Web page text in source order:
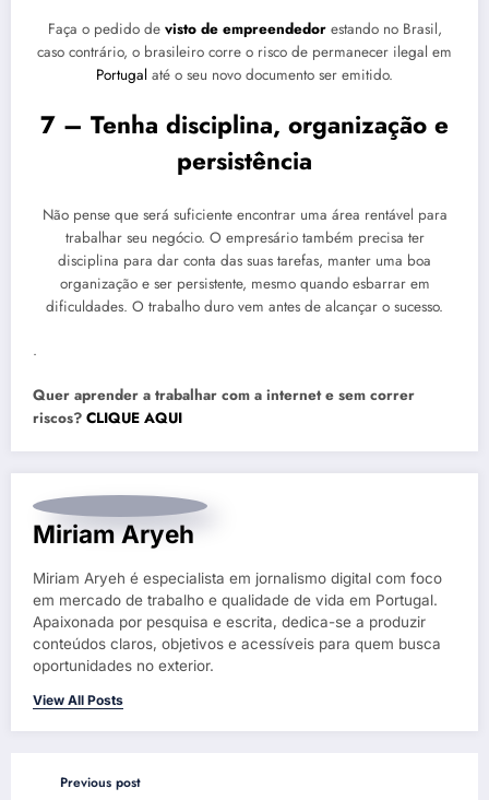
Faça o pedido de visto de empreendedorestando no Brasil,
caso contrário, o brasileiro corre o risco de permanecer ilegal em
Portugal até o seu novo documento ser emitido.
7 – Tenha disciplina, organização e
persistência
Não pense que será suficiente encontrar uma área rentável para
trabalhar seu negócio. O empresário também precisa ter
disciplina para dar conta das suas tarefas, manter uma boa
organização e ser persistente, mesmo quando esbarrar em
dificuldades. O trabalho duro vem antes de alcançar o sucesso.
.
Quer aprender a trabalhar com a internet e sem correr
riscos? CLIQUE AQUI
Miriam Aryeh
Miriam Aryeh é especialista em jornalismo digital com foco
em mercado de trabalho e qualidade de vida em Portugal.
Apaixonada por pesquisa e escrita, dedica-se a produzir
conteúdos claros, objetivos e acessíveis para quem busca
oportunidades no exterior.
View All Posts
Previous post